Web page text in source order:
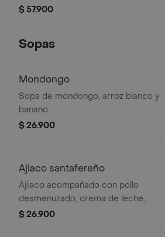
gaseosa 250 ml. Ideal para compartir.
$ 57.900
Sopas
Mondongo
Sopa de mondongo, arroz blanco y
banano.
$ 26.900
Ajiaco santafereño
Ajiaco acompañado con pollo
desmenuzado, crema de leche,
alcaparras, arroz y banano.
$ 26.900